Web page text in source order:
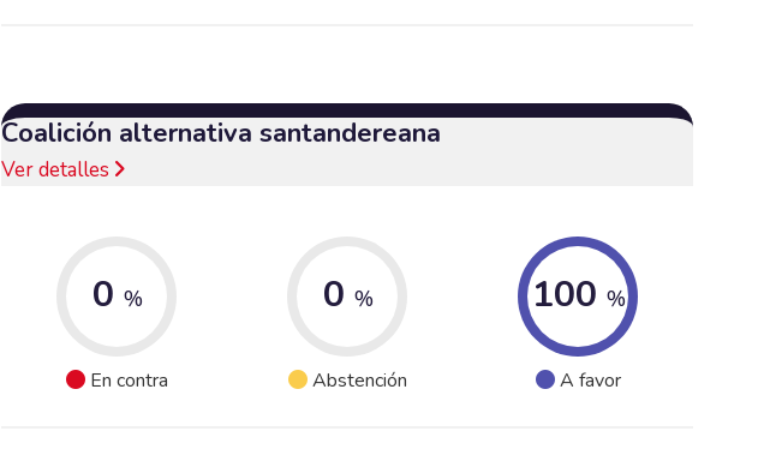
Coalición alternativa santandereana
Ver detalles
0 %
En contra
0 %
Abstención
100 %
A favor